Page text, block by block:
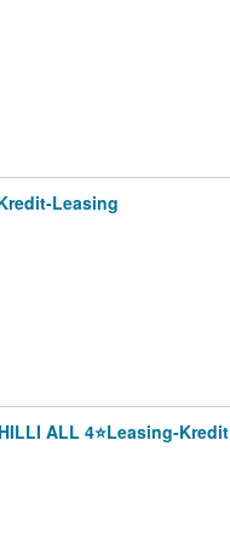
Leasing
ALL 4⭐️Leasing-Kredit